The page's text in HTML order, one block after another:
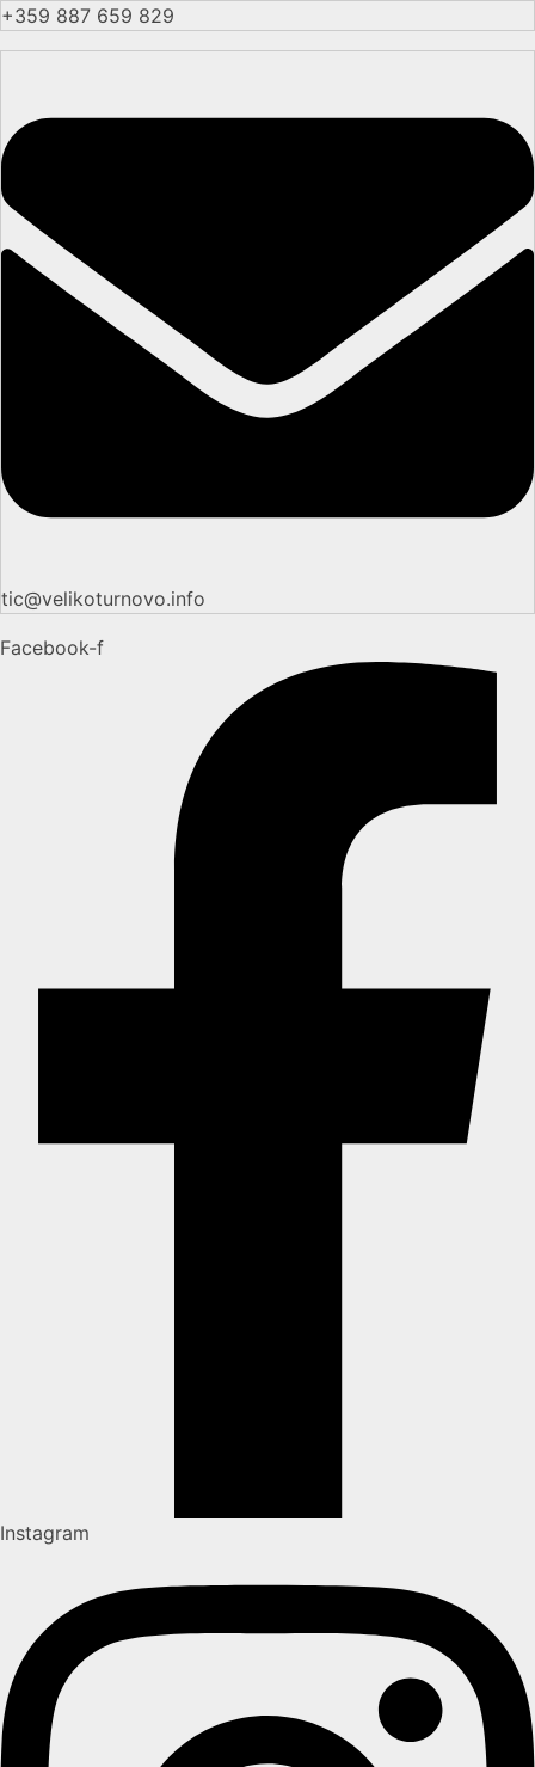
+359 887 659 829
tic@velikoturnovo.info
Facebook-f
Instagram